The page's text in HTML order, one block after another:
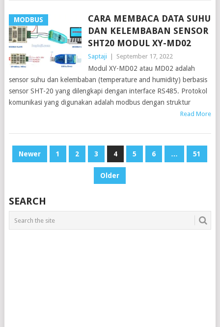
MODBUS
CARA MEMBACA DATA SUHU
DAN KELEMBABAN SENSOR
SHT20 MODUL XY-MD02
Saptaji September 17, 2022
Modul XY-MD02 atau MD02 adalah
sensor suhu dan kelembaban (temperature and humidity) berbasis
sensor SHT-20 yang dilengkapi dengan interface RS485. Protokol
komunikasi yang digunakan adalah modbus dengan struktur
Read More
POSTS
Newer 1 2 3 4 5 6 … 51
Older
SEARCH